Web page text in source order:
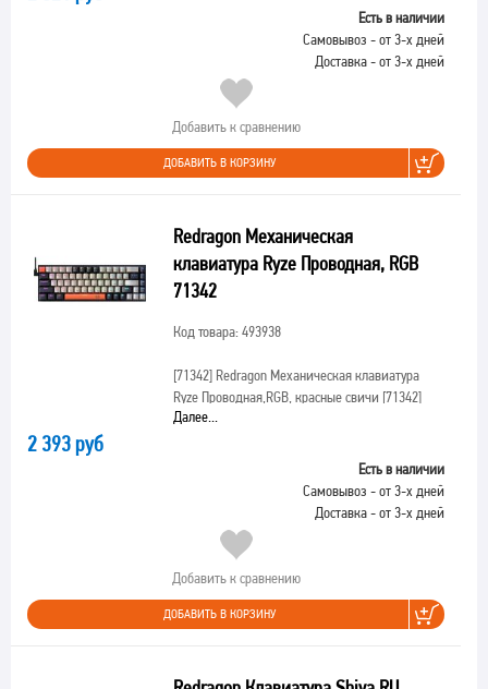
Есть в наличии
Самовывоз - от 3-х дней
Доставка - от 3-х дней
Добавить к сравнению
ДОБАВИТЬ В КОРЗИНУ
Redragon Механическая
клавиатура Ryze Проводная, RGB
71342
Код товара: 493938
[71342]Redragon Механическая клавиатура
Ryze Проводная,RGB, красные свичи [71342]
Далее...
2 393 руб
Есть в наличии
Самовывоз - от 3-х дней
Доставка - от 3-х дней
Добавить к сравнению
ДОБАВИТЬ В КОРЗИНУ